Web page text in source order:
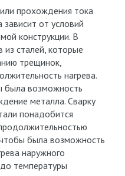
прохождения тока
от условий
конструкции. В
из сталей, которые
трещинок,
нагрева.
была возможность
металла. Сварку
понадобится
была возможность
наружного
температуры